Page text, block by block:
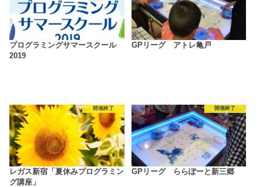
プログラミングサマースクール
2019
GPリーグ アトレ亀戸
開催終了
レガス新宿「夏休みプログラミン
グ講座」
開催終了
GPリーグ ららぽーと新三郷